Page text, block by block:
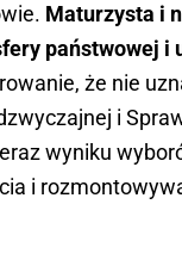
Maturzysta i
państwowej i
że nie
i
wyniku
i